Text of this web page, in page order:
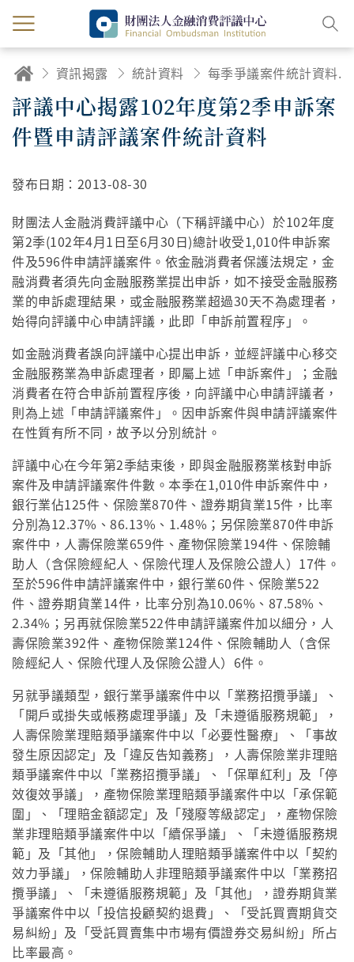
資訊揭露 統計資料 每季爭議案件統計資料及統計說明
評議中心揭露102年度第2季申訴案
件暨申請評議案件統計資料
發布日期： 2013-08-30
財團法人金融消費評議中心（下稱評議中心）於102年度
第2季(102年4月1日至6月30日)總計收受1,010件申訴案
件及596件申請評議案件。依金融消費者保護法規定，金
融消費者須先向金融服務業提出申訴，如不接受金融服務
業的申訴處理結果，或金融服務業超過30天不為處理者，
始得向評議中心申請評議，此即「申訴前置程序」。
如金融消費者誤向評議中心提出申訴，並經評議中心移交
金融服務業為申訴處理者，即屬上述「申訴案件」；金融
消費者在符合申訴前置程序後，向評議中心申請評議者，
則為上述「申請評議案件」。因申訴案件與申請評議案件
在性質有所不同，故予以分別統計。
評議中心在今年第2季結束後，即與金融服務業核對申訴
案件及申請評議案件件數。本季在1,010件申訴案件中，
銀行業佔125件、保險業870件、證券期貨業15件，比率
分別為12.37%、86.13%、1.48%；另保險業870件申訴
案件中，人壽保險業659件、產物保險業194件、保險輔
助人（含保險經紀人、保險代理人及保險公證人）17件。
至於596件申請評議案件中，銀行業60件、保險業522
件、證券期貨業14件，比率分別為10.06%、87.58%、
2.34%；另再就保險業522件申請評議案件加以細分，人
壽保險業392件、產物保險業124件、保險輔助人（含保
險經紀人、保險代理人及保險公證人）6件。
另就爭議類型，銀行業爭議案件中以「業務招攬爭議」、
「開戶或掛失或帳務處理爭議」及「未遵循服務規範」，
人壽保險業理賠類爭議案件中以「必要性醫療」、「事故
發生原因認定」及「違反告知義務」，人壽保險業非理賠
類爭議案件中以「業務招攬爭議」、「保單紅利」及「停
效復效爭議」，產物保險業理賠類爭議案件中以「承保範
圍」、「理賠金額認定」及「殘廢等級認定」，產物保險
業非理賠類爭議案件中以「續保爭議」、「未遵循服務規
範」及「其他」，保險輔助人理賠類爭議案件中以「契約
效力爭議」，保險輔助人非理賠類爭議案件中以「業務招
攬爭議」、「未遵循服務規範」及「其他」，證券期貨業
爭議案件中以「投信投顧契約退費」、「受託買賣期貨交
易糾紛」及「受託買賣集中市場有價證券交易糾紛」所占
比率最高。